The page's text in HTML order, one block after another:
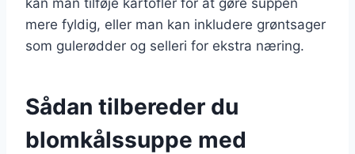
mere fyldig, eller man kan inkludere grøntsager
som gulerødder og selleri for ekstra næring.
Sådan tilbereder du
blomkålssuppe med